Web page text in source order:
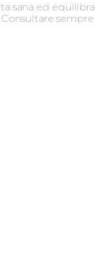
sana ed